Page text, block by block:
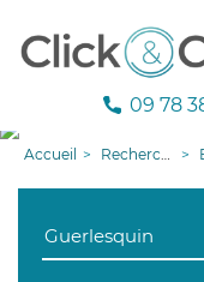
09 78
Accueil Recherche aide à domicile